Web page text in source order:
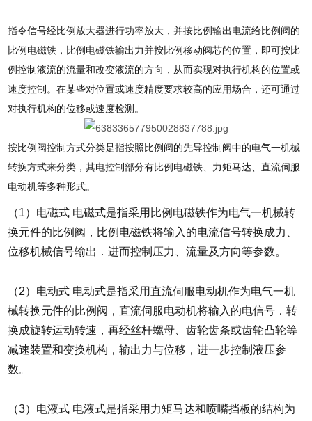
指令信号经比例放大器进行功率放大，并按比例输出电流给比例阀的
比例电磁铁，比例电磁铁输出力并按比例移动阀芯的位置，即可按比
例控制液流的流量和改变液流的方向，从而实现对执行机构的位置或
速度控制。在某些对位置或速度精度要求较高的应用场合，还可通过
对执行机构的位移或速度检测。
按比例阀控制方式分类是指按照比例阀的先导控制阀中的电气一机械
转换方式来分类，其电控制部分有比例电磁铁、力矩马达、直流伺服
电动机等多种形式。
（1）电磁式 电磁式是指采用比例电磁铁作为电气一机械转
换元件的比例阀，比例电磁铁将输入的电流信号转换成力、
位移机械信号输出．进而控制压力、流量及方向等参数。
（2）电动式 电动式是指采用直流伺服电动机作为电气一机
械转换元件的比例阀，直流伺服电动机将输入的电信号．转
换成旋转运动转速，再经丝杆螺母、齿轮齿条或齿轮凸轮等
减速装置和变换机构，输出力与位移，进一步控制液压参
数。
（3）电液式 电液式是指采用力矩马达和喷嘴挡板的结构为